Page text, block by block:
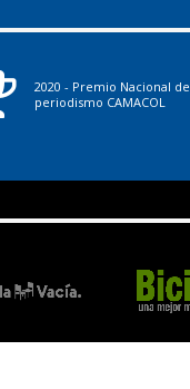
2020 - Premio Nacional de
periodismo CAMACOL